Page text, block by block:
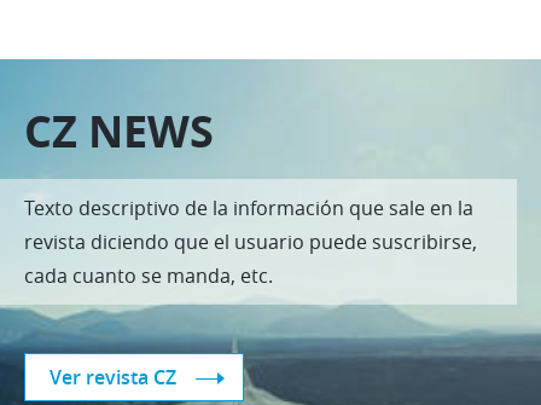
CZ NEWS
Texto descriptivo de la información que sale en la
revista diciendo que el usuario puede suscribirse,
cada cuanto se manda, etc.
Ver revista CZ